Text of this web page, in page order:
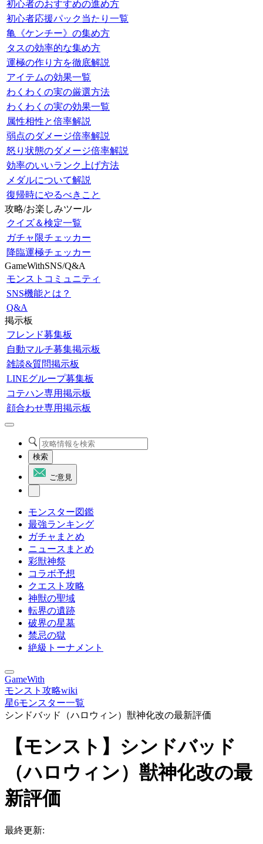
初心者のおすすめの進め方
初心者応援パック当たり一覧
亀《ケンチー》の集め方
タスの効率的な集め方
運極の作り方を徹底解説
アイテムの効果一覧
わくわくの実の厳選方法
わくわくの実の効果一覧
属性相性と倍率解説
弱点のダメージ倍率解説
怒り状態のダメージ倍率解説
効率のいいランク上げ方法
メダルについて解説
復帰時にやるべきこと
攻略/お楽しみツール
クイズ＆検定一覧
ガチャ限チェッカー
降臨運極チェッカー
GameWithSNS/Q&A
モンストコミュニティ
SNS機能とは？
Q&A
掲示板
フレンド募集板
自動マルチ募集掲示板
雑談&質問掲示板
LINEグループ募集板
コテハン専用掲示板
顔合わせ専用掲示板
検索
ご意見
モンスター図鑑
最強ランキング
ガチャまとめ
ニュースまとめ
彩獣神祭
コラボ予想
クエスト攻略
神獣の聖域
転界の遺跡
破界の星墓
禁忌の獄
絶級トーナメント
GameWith
モンスト攻略wiki
星6モンスター一覧
シンドバッド（ハロウィン）獣神化改の最新評価
【モンスト】シンドバッド
（ハロウィン）獣神化改の最
新評価
最終更新: